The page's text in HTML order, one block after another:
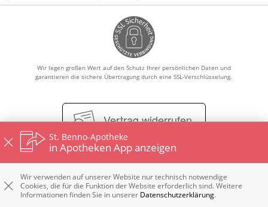
Wir legen großen Wert auf den Schutz Ihrer persönlichen Daten und
garantieren die sichere Übertragung durch eine SSL-Verschlüsselung.
Vertrag widerrufen
Impressum Datenschutz
Nutzungsbedingungen
Widerrufsbelehrung
St. Benno-Apotheke
in Apotheken App anzeigen
Wir verwenden auf unserer Website nur technisch notwendige
Cookies, die für die Funktion der Website erforderlich sind. Weitere
Informationen finden Sie in unserer Datenschutzerklärung.